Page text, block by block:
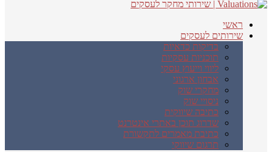
ראשי
שירותים לעסקים
בדיקות כדאיות
תוכניות עסקיות
ליווי וייעוץ עסקי
אבחון ארגוני
מחקרי שוק
ניסויי שוק
כתיבה שיווקית
שדרוג תוכן באתרי אינטרנט
כתיבת מאמרים לתקשורת
תרגום שיווקי